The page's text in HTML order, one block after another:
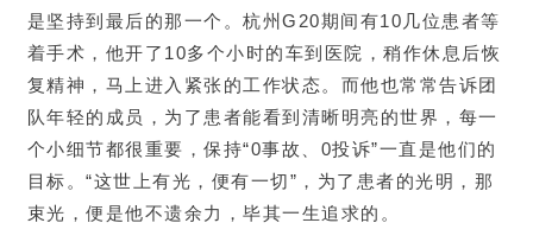
是坚持到最后的那一个。杭州G20期间有10几位患者等
着手术，他开了10多个小时的车到医院，稍作休息后恢
复精神，马上进入紧张的工作状态。而他也常常告诉团
队年轻的成员，为了患者能看到清晰明亮的世界，每一
个小细节都很重要，保持“0事故、0投诉”一直是他们的
目标。“这世上有光，便有一切”，为了患者的光明，那
束光，便是他不遗余力，毕其一生追求的。